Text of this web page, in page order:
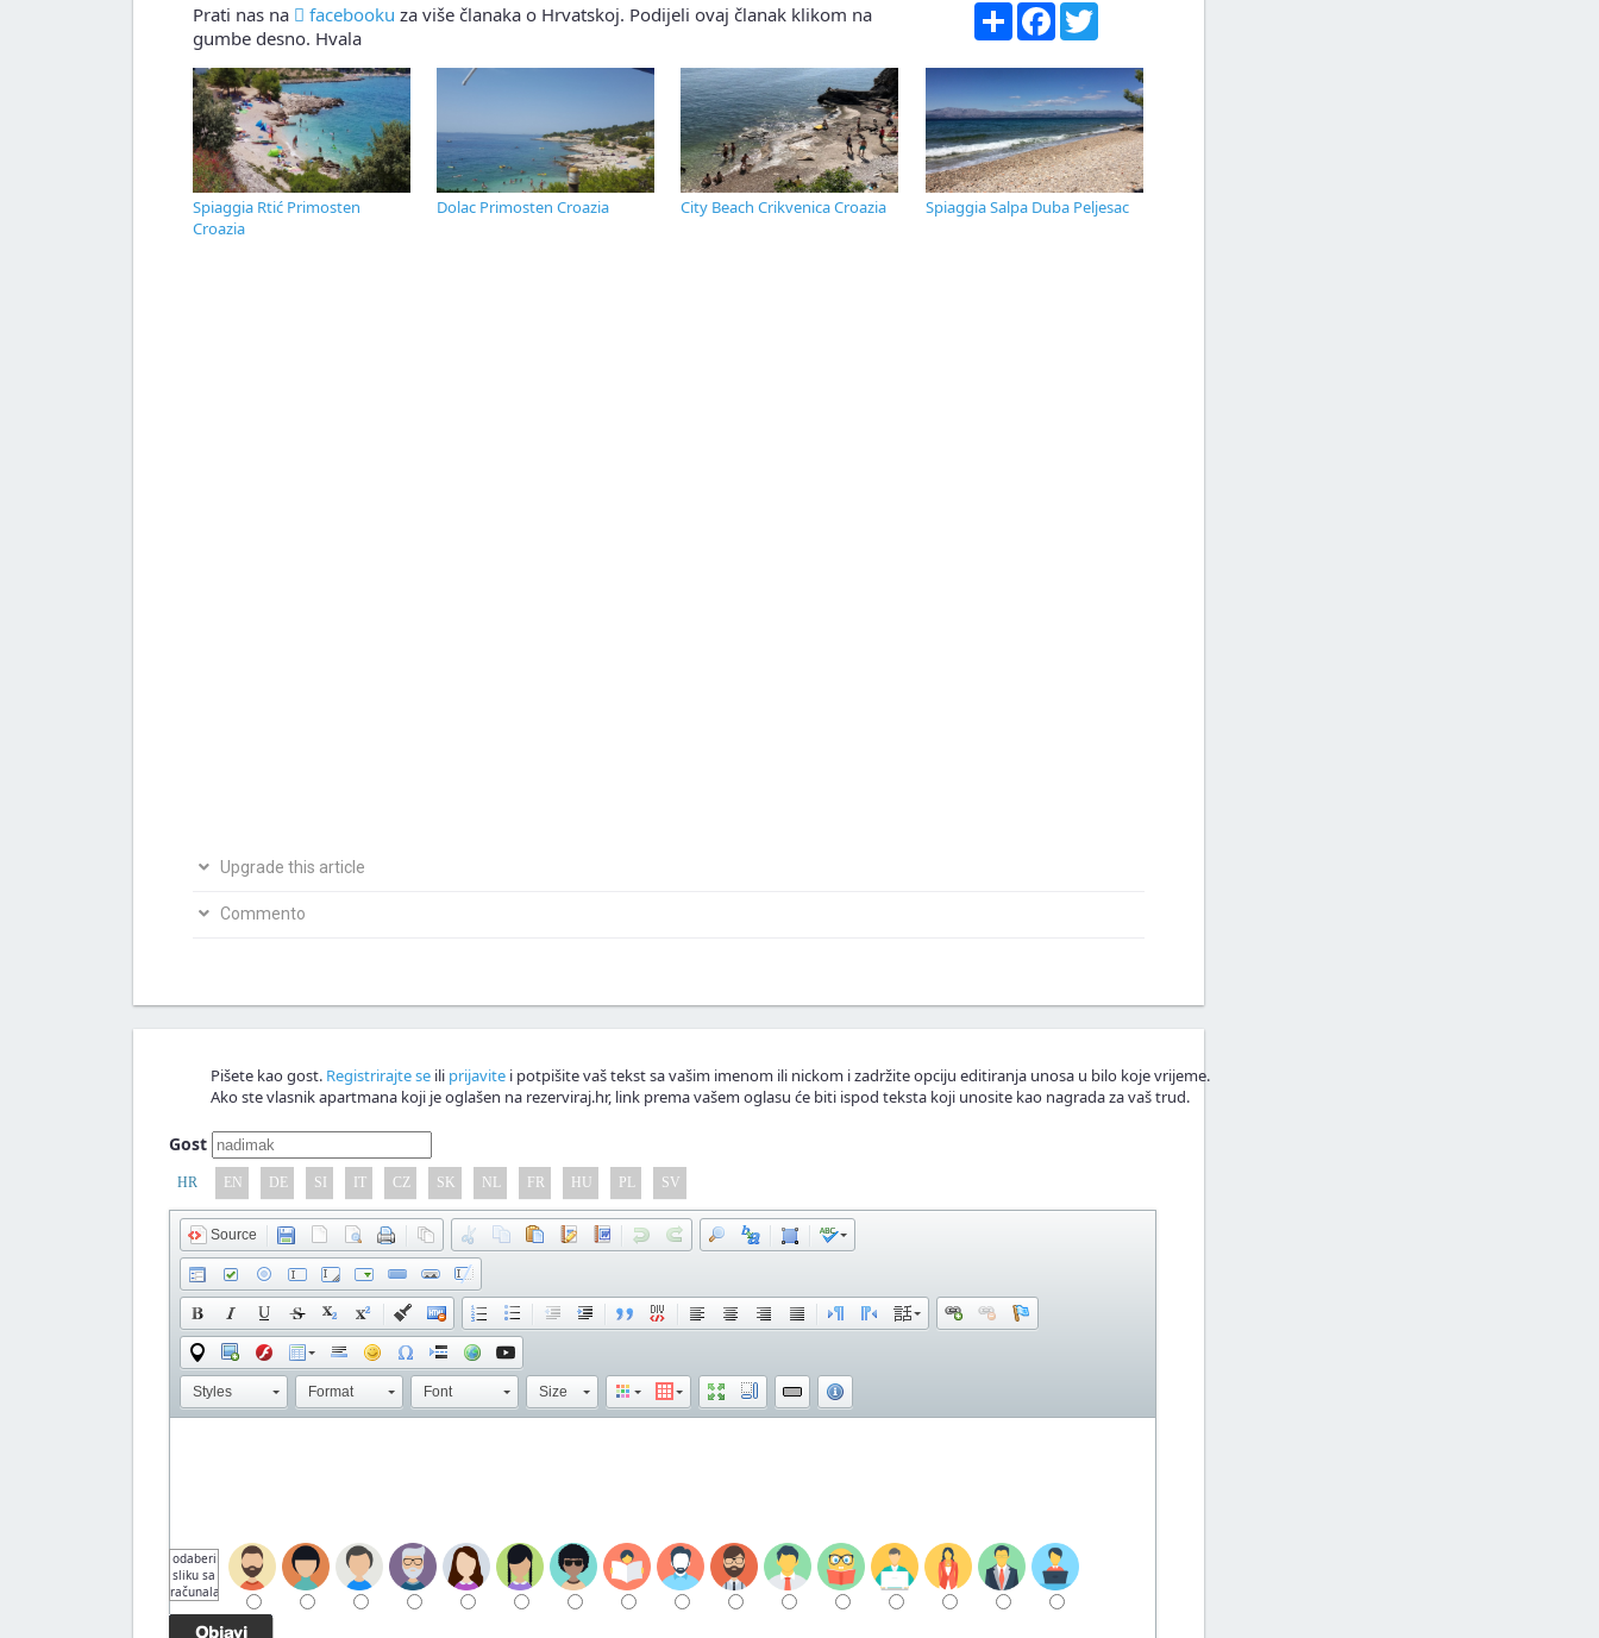
Prati nas na facebooku za više članaka o Hrvatskoj. Podijeli ovaj članak klikom na
gumbe desno. Hvala
Share Facebook
Spiaggia Rtić Primosten
Croazia
Dolac Primosten Croazia City Beach Crikvenica Croazia Spiaggia Salpa Duba Peljesac
Upgrade this article
Bio si na ovom mjestu? Podijeli s nama svoja iskustva ili fotografije.
Commento
Pišete kao gost. Registrirajte se ili prijavite i potpišite vaš tekst sa vašim imenom ili nickom i zadržite opciju editiranja unosa u bilo koje vrijeme.
Ako ste vlasnik apartmana koji je oglašen na rezerviraj.hr, link prema vašem oglasu će biti ispod teksta koji unosite kao nagrada za vaš trud.
Gost
HR EN DE SI IT CZ SK NL FR HU PL SV
Source
Styles Format Font Size
odaberi
sliku sa
računala